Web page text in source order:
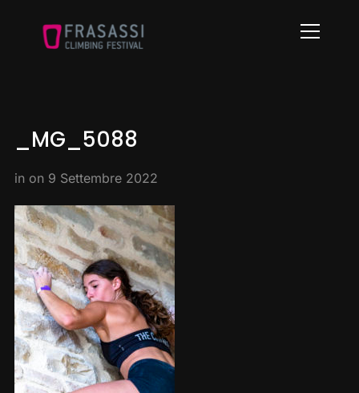
Info
_MG_5088
in on 9 Settembre 2022